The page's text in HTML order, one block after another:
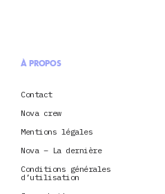
À PROPOS
Contact
Nova crew
Mentions légales
Nova – La dernière
Conditions générales
d’utilisation